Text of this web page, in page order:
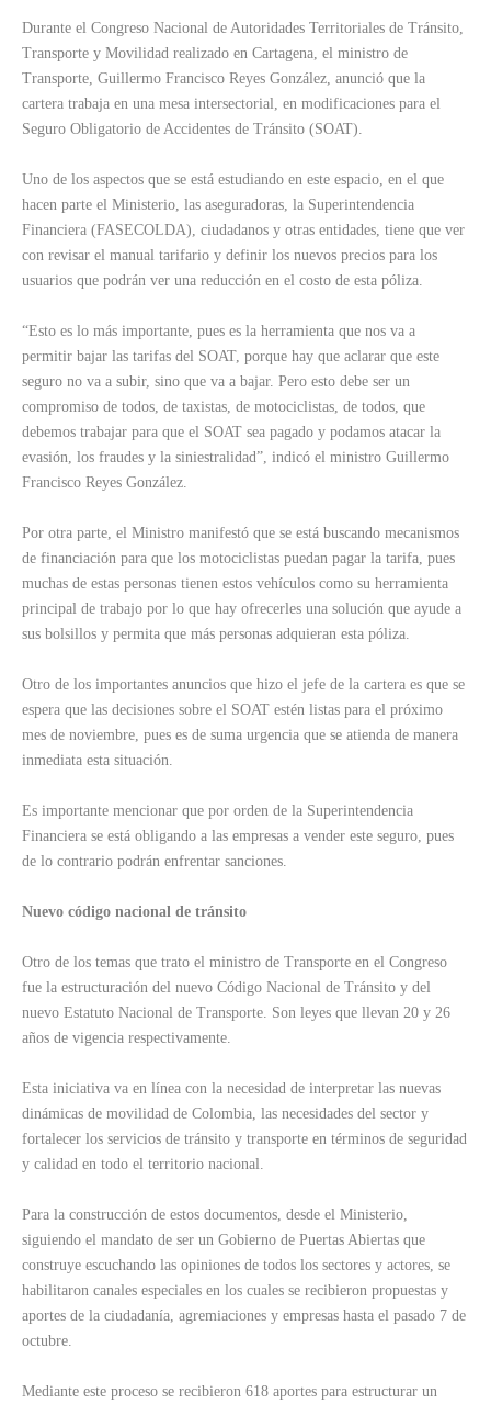
Durante el Congreso Nacional de Autoridades Territoriales de Tránsito,
Transporte y Movilidad realizado en Cartagena, el ministro de
Transporte, Guillermo Francisco Reyes González, anunció que la
cartera trabaja en una mesa intersectorial, en modificaciones para el
Seguro Obligatorio de Accidentes de Tránsito (SOAT).
Uno de los aspectos que se está estudiando en este espacio, en el que
hacen parte el Ministerio, las aseguradoras, la Superintendencia
Financiera (FASECOLDA), ciudadanos y otras entidades, tiene que ver
con revisar el manual tarifario y definir los nuevos precios para los
usuarios que podrán ver una reducción en el costo de esta póliza.
“Esto es lo más importante, pues es la herramienta que nos va a
permitir bajar las tarifas del SOAT, porque hay que aclarar que este
seguro no va a subir, sino que va a bajar. Pero esto debe ser un
compromiso de todos, de taxistas, de motociclistas, de todos, que
debemos trabajar para que el SOAT sea pagado y podamos atacar la
evasión, los fraudes y la siniestralidad”, indicó el ministro Guillermo
Francisco Reyes González.
Por otra parte, el Ministro manifestó que se está buscando mecanismos
de financiación para que los motociclistas puedan pagar la tarifa, pues
muchas de estas personas tienen estos vehículos como su herramienta
principal de trabajo por lo que hay ofrecerles una solución que ayude a
sus bolsillos y permita que más personas adquieran esta póliza.
Otro de los importantes anuncios que hizo el jefe de la cartera es que se
espera que las decisiones sobre el SOAT estén listas para el próximo
mes de noviembre, pues es de suma urgencia que se atienda de manera
inmediata esta situación.
Es importante mencionar que por orden de la Superintendencia
Financiera se está obligando a las empresas a vender este seguro, pues
de lo contrario podrán enfrentar sanciones.
Nuevo código nacional de tránsito
Otro de los temas que trato el ministro de Transporte en el Congreso
fue la estructuración del nuevo Código Nacional de Tránsito y del
nuevo Estatuto Nacional de Transporte. Son leyes que llevan 20 y 26
años de vigencia respectivamente.
Esta iniciativa va en línea con la necesidad de interpretar las nuevas
dinámicas de movilidad de Colombia, las necesidades del sector y
fortalecer los servicios de tránsito y transporte en términos de seguridad
y calidad en todo el territorio nacional.
Para la construcción de estos documentos, desde el Ministerio,
siguiendo el mandato de ser un Gobierno de Puertas Abiertas que
construye escuchando las opiniones de todos los sectores y actores, se
habilitaron canales especiales en los cuales se recibieron propuestas y
aportes de la ciudadanía, agremiaciones y empresas hasta el pasado 7 de
octubre.
Mediante este proceso se recibieron 618 aportes para estructurar un